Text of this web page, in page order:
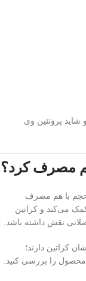
پروتئین وی
هم مصرف کرد؟
حجم با هم مصرف
کمک می‌کند و کراتین
نقش داشته باشد.
کراتین دارند؛
محصول را بررسی کنید.